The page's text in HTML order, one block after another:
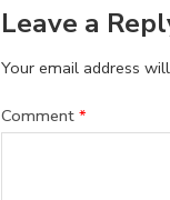
Leave a
Your email address
Comment *